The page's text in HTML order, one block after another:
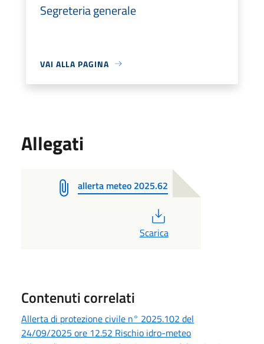
Segreteria generale
VAI ALLA PAGINA
Allegati
allerta meteo 2025.62
Scarica
Contenuti correlati
Allerta di protezione civile n° 2025.102 del
24/09/2025 ore 12.52 Rischio idro-meteo